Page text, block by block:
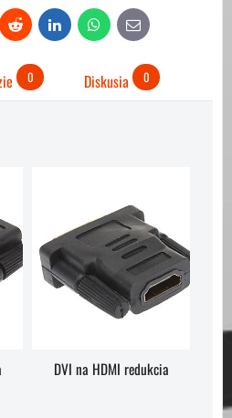
Reddit LinkedIn WhatsAppE-
mail
0 Diskusia 0
DVI na HDMI redukcia